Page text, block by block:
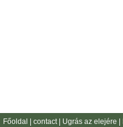
Főoldal contact Ugrás az elejére